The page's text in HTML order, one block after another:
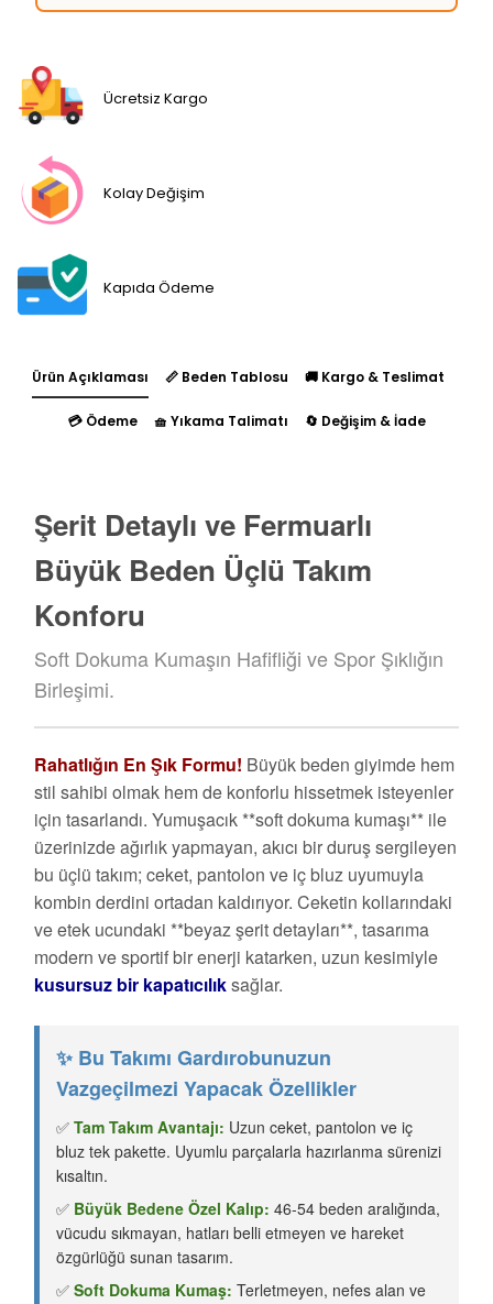
Ücretsiz Kargo
Kolay Değişim
Kapıda Ödeme
Ürün Açıklaması 📏 Beden Tablosu 🚚 Kargo & Teslimat
💳 Ödeme 🧺 Yıkama Talimatı 🔄 Değişim & İade
Şerit Detaylı ve Fermuarlı
Büyük Beden Üçlü Takım
Konforu
Soft Dokuma Kumaşın Hafifliği ve Spor Şıklığın
Birleşimi.
Rahatlığın En Şık Formu! Büyük beden giyimde hem
stil sahibi olmak hem de konforlu hissetmek isteyenler
için tasarlandı. Yumuşacık **soft dokuma kumaşı** ile
üzerinizde ağırlık yapmayan, akıcı bir duruş sergileyen
bu üçlü takım; ceket, pantolon ve iç bluz uyumuyla
kombin derdini ortadan kaldırıyor. Ceketin kollarındaki
ve etek ucundaki **beyaz şerit detayları**, tasarıma
modern ve sportif bir enerji katarken, uzun kesimiyle
kusursuz bir kapatıcılıksağlar.
✨ Bu Takımı Gardırobunuzun
Vazgeçilmezi Yapacak Özellikler
✅ Tam Takım Avantajı: Uzun ceket, pantolon ve iç
bluz tek pakette. Uyumlu parçalarla hazırlanma sürenizi
kısaltın.
✅ Büyük Bedene Özel Kalıp: 46-54 beden aralığında,
vücudu sıkmayan, hatları belli etmeyen ve hareket
özgürlüğü sunan tasarım.
✅ Soft Dokuma Kumaş: Terletmeyen, nefes alan ve